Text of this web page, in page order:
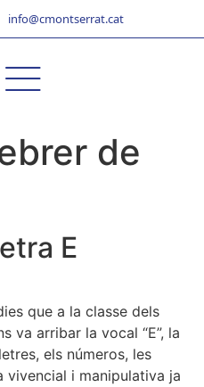
info@cmontserrat.cat
de
E
que a la classe dels
va arribar la vocal “E”, la
els números, les
i manipulativa ja